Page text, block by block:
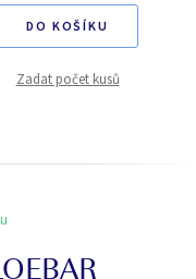
DO KOŠÍKU
Zadat počet kusů